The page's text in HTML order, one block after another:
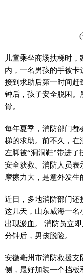
儿童乘坐商场扶梯时
内，一名男孩的手被
接到求助后第一时间
钟后，孩子安全脱困
骨。
每年夏季，消防部门都
梯的求助。前不久，在
左脚被“洞洞鞋”带进
安全获救。消防人员表
摩擦力大，是意外发生
近日，多地消防部门还
这几天，山东威海一名
出现淤血。 消防员立
分钟后，男孩脱险。
安徽亳州市消防救援
侧，最好加装一个挡